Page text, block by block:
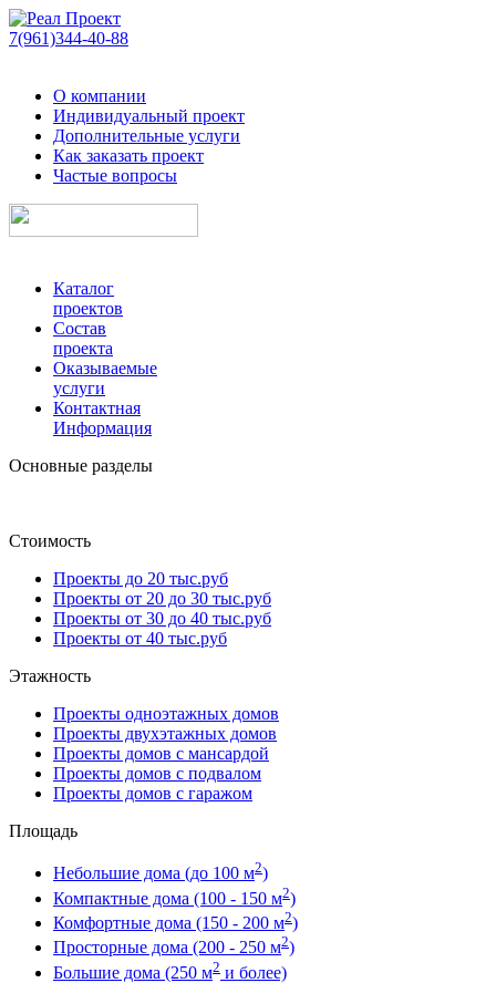
7(961)344-40-88
О компании
Индивидуальный проект
Дополнительные услуги
Как заказать проект
Частые вопросы
Каталог
проектов
Состав
проекта
Оказываемые
услуги
Контактная
Информация
Основные разделы
Стоимость
Проекты до 20 тыс.руб
Проекты от 20 до 30 тыс.руб
Проекты от 30 до 40 тыс.руб
Проекты от 40 тыс.руб
Этажность
Проекты одноэтажных домов
Проекты двухэтажных домов
Проекты домов с мансардой
Проекты домов с подвалом
Проекты домов с гаражом
Площадь
Небольшие дома (до 100 м2)
Компактные дома (100 - 150 м2)
Комфортные дома (150 - 200 м2)
Просторные дома (200 - 250 м2)
Большие дома (250 м2 и более)